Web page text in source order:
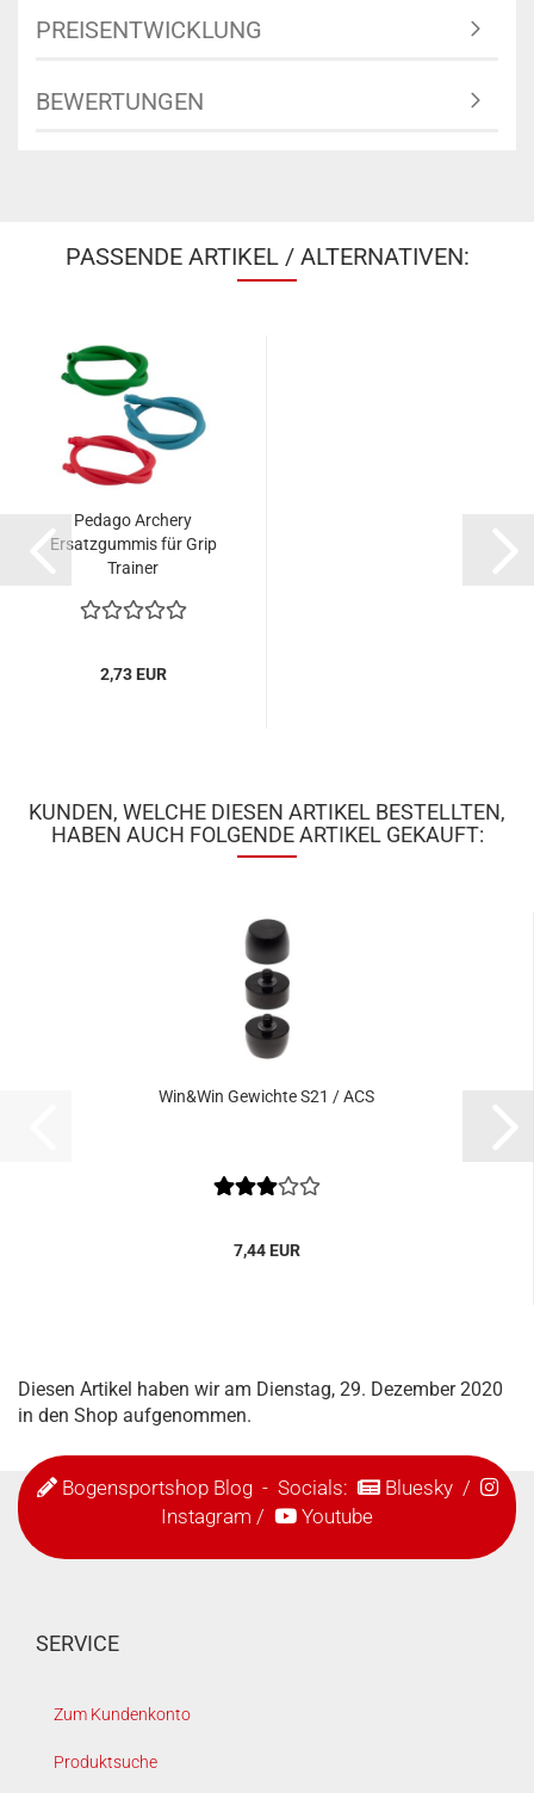
PREISENTWICKLUNG
BEWERTUNGEN
PASSENDE ARTIKEL / ALTERNATIVEN:
Pedago Archery
Ersatzgummis für Grip
Trainer
2,73 EUR
KUNDEN, WELCHE DIESEN ARTIKEL BESTELLTEN,
HABEN AUCH FOLGENDE ARTIKEL GEKAUFT:
Win&Win Gewichte S21 / ACS
7,44 EUR
Diesen Artikel haben wir am Dienstag, 29. Dezember 2020
in den Shop aufgenommen.
Bogensportshop Blog- Socials: Bluesky/
Instagram / Youtube
SERVICE
Zum Kundenkonto
Produktsuche